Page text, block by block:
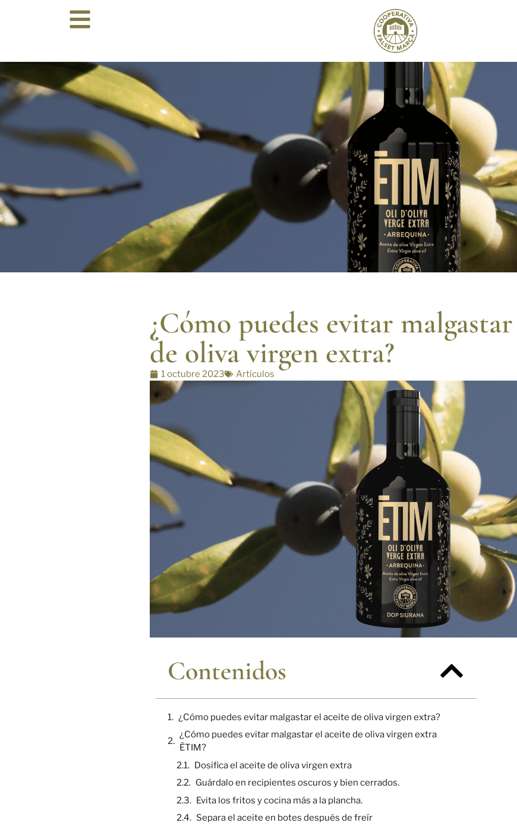
¿Cómo puedes evitar
de oliva virgen extra?
1 octubre 2023 Artículos
Contenidos
¿Cómo puedes evitar malgastar el aceite de oliva virgen extra?
¿Cómo puedes evitar malgastar el aceite de oliva virgen extra
ÈTIM?
Dosifica el aceite de oliva virgen extra
Guárdalo en recipientes oscuros y bien cerrados.
Evita los fritos y cocina más a la plancha.
Separa el aceite en botes después de freír